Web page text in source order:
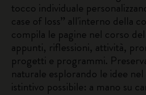
tocco individuale
case of loss” all'interno della
compila le pagine nel corso
appunti, riflessioni, attività,
progetti e programmi.
naturale esplorando le idee
istintivo possibile: a mano su